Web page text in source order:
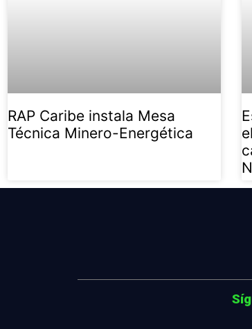
RAP Caribe instala Mesa
Técnica Minero-Energética